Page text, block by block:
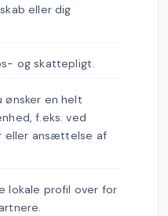
eller dig
og skattepligt.
ønsker en helt
f.eks. ved
eller ansættelse af
lokale profil over for